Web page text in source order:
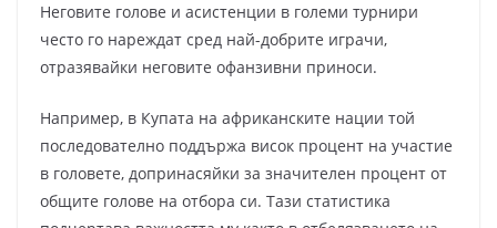
Неговите голове и асистенции в големи турнири
често го нареждат сред най-добрите играчи,
отразявайки неговите офанзивни приноси.
Например, в Купата на африканските нации той
последователно поддържа висок процент на участие
в головете, допринасяйки за значителен процент от
общите голове на отбора си. Тази статистика